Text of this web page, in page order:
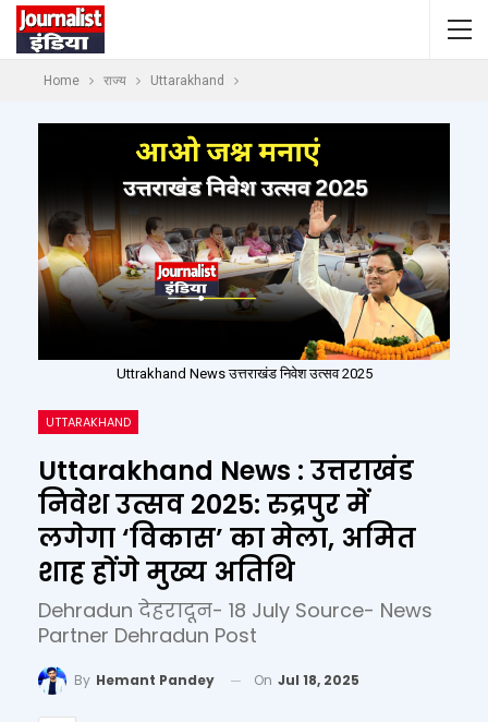
Home राज्य Uttarakhand
Uttrakhand News उत्तराखंड निवेश उत्सव 2025
UTTARAKHAND
Uttarakhand News : उत्तराखंड
निवेश उत्सव 2025: रुद्रपुर में
लगेगा ‘विकास’ का मेला, अमित
शाह होंगे मुख्य अतिथि
Dehradun देहरादून- 18 July Source- News
Partner Dehradun Post
By Hemant Pandey On Jul 18, 2025